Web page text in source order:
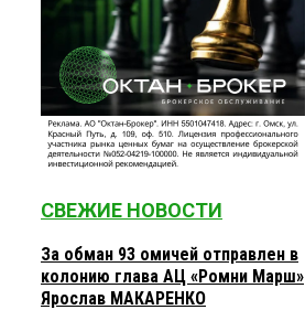
СВЕЖИЕ НОВОСТИ
За обман 93 омичей отправлен в
колонию глава АЦ «Ромни Марш»
Ярослав МАКАРЕНКО